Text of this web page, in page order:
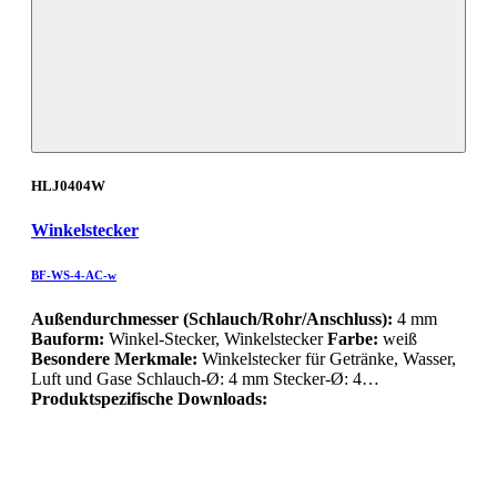
HLJ0404W
Winkelstecker
BF-WS-4-AC-w
Außendurchmesser (Schlauch/Rohr/Anschluss): 4 mm
Bauform: Winkel-Stecker, WinkelsteckerFarbe: weiß
Besondere Merkmale: Winkelstecker für Getränke, Wasser,
Luft und Gase Schlauch-Ø: 4 mm Stecker-Ø: 4…
Produktspezifische Downloads: